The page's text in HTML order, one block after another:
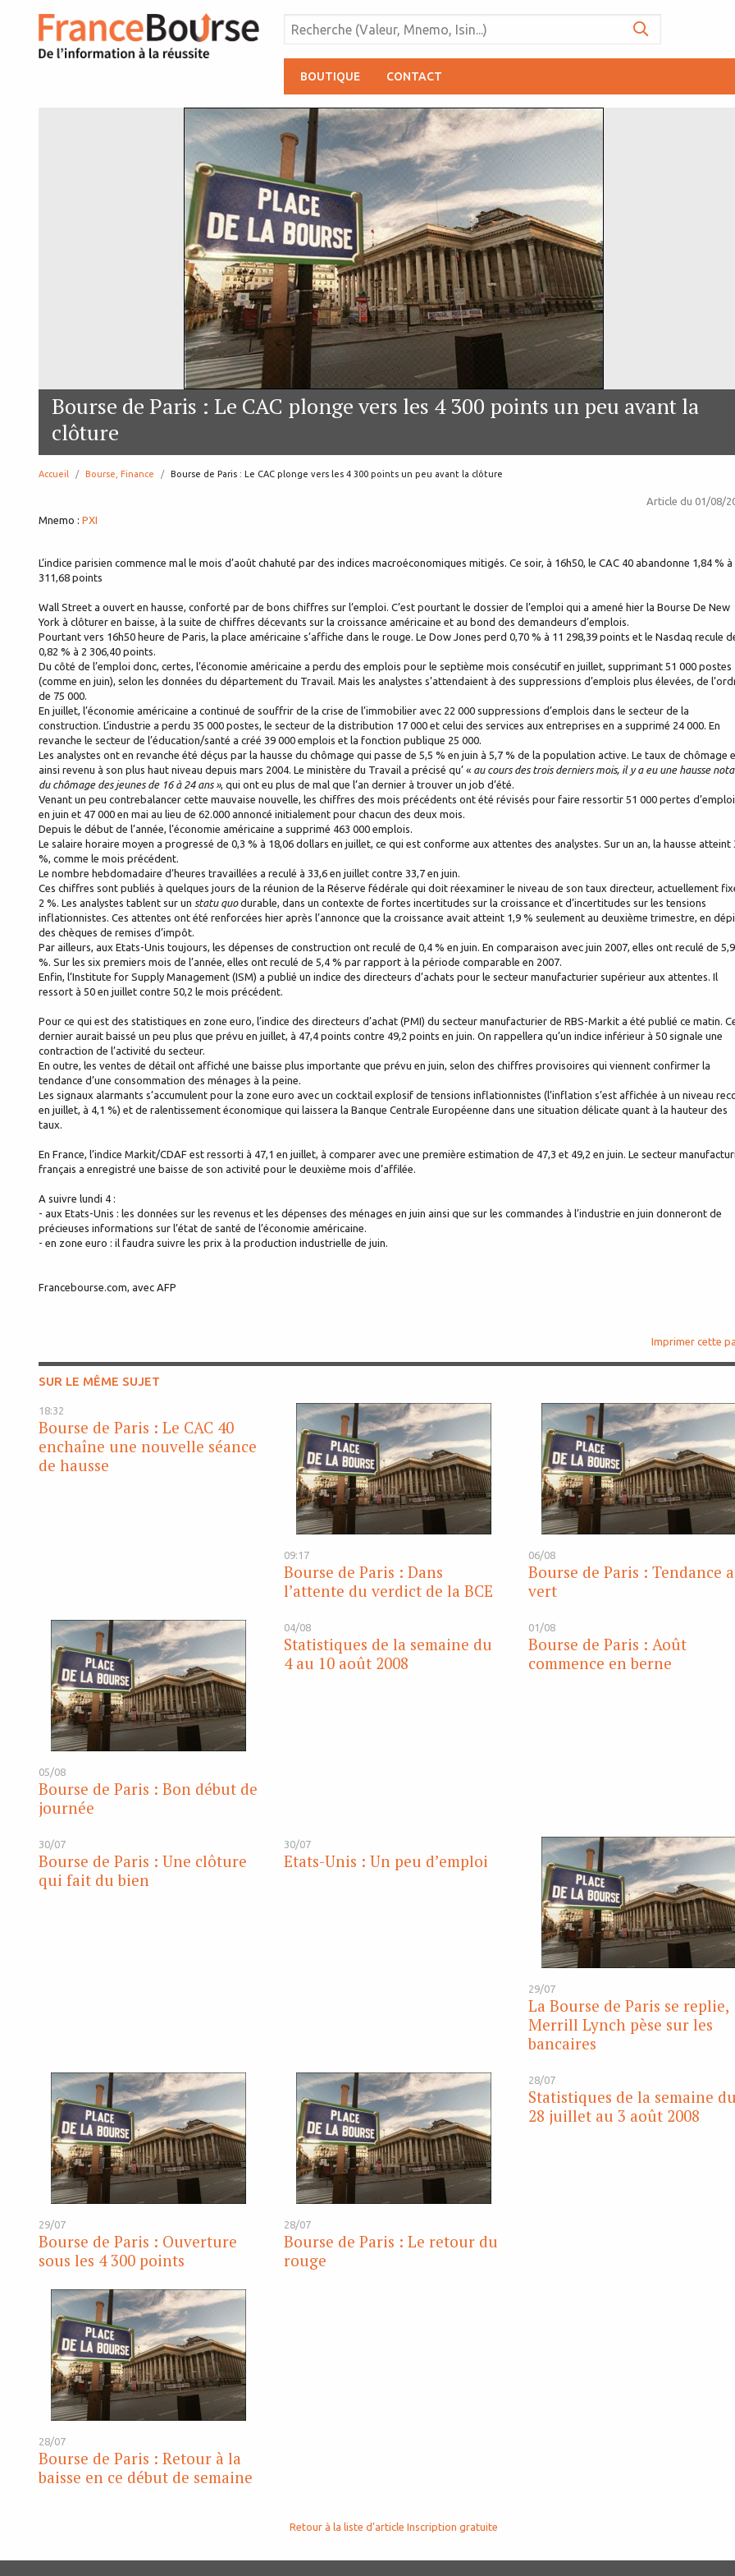
BOUTIQUE CONTACT
Bourse de Paris : Le CAC plonge vers les 4 300 points un peu avant la
clôture
Accueil Bourse, Finance page:
Bourse de Paris : Le CAC plonge vers les 4 300 points un peu avant la clôture
Article du 01/08/
Mnemo : PXI
L’indice parisien commence mal le mois d’août chahuté par des indices macroéconomiques mitigés. Ce soir, à 16h50, le CAC 40 abandonne 1,84 % à
311,68 points
Wall Street a ouvert en hausse, conforté par de bons chiffres sur l’emploi. C’est pourtant le dossier de l’emploi qui a amené hier la Bourse De New
York à clôturer en baisse, à la suite de chiffres décevants sur la croissance américaine et au bond des demandeurs d’emplois.
Pourtant vers 16h50 heure de Paris, la place américaine s’affiche dans le rouge. Le Dow Jones perd 0,70 % à 11 298,39 points et le Nasdaq recule
0,82 % à 2 306,40 points.
Du côté de l’emploi donc, certes, l’économie américaine a perdu des emplois pour le septième mois consécutif en juillet, supprimant 51 000 postes
(comme en juin), selon les données du département du Travail. Mais les analystes s’attendaient à des suppressions d’emplois plus élevées, de
de 75 000.
En juillet, l’économie américaine a continué de souffrir de la crise de l’immobilier avec 22 000 suppressions d’emplois dans le secteur de la
construction. L’industrie a perdu 35 000 postes, le secteur de la distribution 17 000 et celui des services aux entreprises en a supprimé 24 000. En
revanche le secteur de l’éducation/santé a créé 39 000 emplois et la fonction publique 25 000.
Les analystes ont en revanche été déçus par la hausse du chômage qui passe de 5,5 % en juin à 5,7 % de la population active. Le taux de chômage
ainsi revenu à son plus haut niveau depuis mars 2004. Le ministère du Travail a précisé qu’ « au cours des trois derniers mois, il y a eu une hausse
du chômage des jeunes de 16 à 24 ans », qui ont eu plus de mal que l’an dernier à trouver un job d’été.
Venant un peu contrebalancer cette mauvaise nouvelle, les chiffres des mois précédents ont été révisés pour faire ressortir 51 000 pertes
en juin et 47 000 en mai au lieu de 62.000 annoncé initialement pour chacun des deux mois.
Depuis le début de l’année, l’économie américaine a supprimé 463 000 emplois.
Le salaire horaire moyen a progressé de 0,3 % à 18,06 dollars en juillet, ce qui est conforme aux attentes des analystes. Sur un an, la hausse atteint
%, comme le mois précédent.
Le nombre hebdomadaire d’heures travaillées a reculé à 33,6 en juillet contre 33,7 en juin.
Ces chiffres sont publiés à quelques jours de la réunion de la Réserve fédérale qui doit réexaminer le niveau de son taux directeur, actuellement
2 %. Les analystes tablent sur un statu quodurable, dans un contexte de fortes incertitudes sur la croissance et d’incertitudes sur les tensions
inflationnistes. Ces attentes ont été renforcées hier après l’annonce que la croissance avait atteint 1,9 % seulement au deuxième trimestre, en
des chèques de remises d’impôt.
Par ailleurs, aux Etats-Unis toujours, les dépenses de construction ont reculé de 0,4 % en juin. En comparaison avec juin 2007, elles ont reculé de 5,9
%. Sur les six premiers mois de l’année, elles ont reculé de 5,4 % par rapport à la période comparable en 2007.
Enfin, l’Institute for Supply Management (ISM) a publié un indice des directeurs d’achats pour le secteur manufacturier supérieur aux attentes. Il
ressort à 50 en juillet contre 50,2 le mois précédent.
Pour ce qui est des statistiques en zone euro, l’indice des directeurs d’achat (PMI) du secteur manufacturier de RBS-Markit a été publié ce matin.
dernier aurait baissé un peu plus que prévu en juillet, à 47,4 points contre 49,2 points en juin. On rappellera qu’un indice inférieur à 50 signale une
contraction de l’activité du secteur.
En outre, les ventes de détail ont affiché une baisse plus importante que prévu en juin, selon des chiffres provisoires qui viennent confirmer la
tendance d’une consommation des ménages à la peine.
Les signaux alarmants s’accumulent pour la zone euro avec un cocktail explosif de tensions inflationnistes (l’inflation s’est affichée à un niveau
en juillet, à 4,1 %) et de ralentissement économique qui laissera la Banque Centrale Européenne dans une situation délicate quant à la hauteur des
taux.
En France, l’indice Markit/CDAF est ressorti à 47,1 en juillet, à comparer avec une première estimation de 47,3 et 49,2 en juin. Le secteur
français a enregistré une baisse de son activité pour le deuxième mois d’affilée.
A suivre lundi 4 :
- aux Etats-Unis : les données sur les revenus et les dépenses des ménages en juin ainsi que sur les commandes à l’industrie en juin donneront de
précieuses informations sur l’état de santé de l’économie américaine.
- en zone euro : il faudra suivre les prix à la production industrielle de juin.
Francebourse.com, avec AFP
Imprimer cette
SUR LE MÊME SUJET
18:32
Bourse de Paris : Le CAC 40
enchaîne une nouvelle séance
de hausse
09:17
Bourse de Paris : Dans
l’attente du verdict de la BCE
06/08
Bourse de Paris : Tendance
vert
05/08
Bourse de Paris : Bon début de
journée
04/08
Statistiques de la semaine du
4 au 10 août 2008
01/08
Bourse de Paris : Août
commence en berne
30/07
Bourse de Paris : Une clôture
qui fait du bien
30/07
Etats-Unis : Un peu d’emploi
29/07
La Bourse de Paris se replie,
Merrill Lynch pèse sur les
bancaires
29/07
Bourse de Paris : Ouverture
sous les 4 300 points
28/07
Bourse de Paris : Le retour du
rouge
28/07
Statistiques de la semaine
28 juillet au 3 août 2008
28/07
Bourse de Paris : Retour à la
baisse en ce début de semaine
Retour à la liste d'article Inscription gratuite